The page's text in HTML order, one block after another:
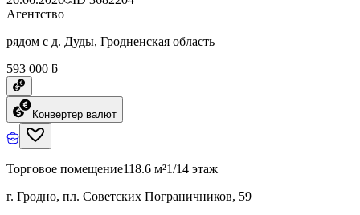
Агентство
рядом с д. Дуды, Гродненская область
593 000 ƃ
Конвертер валют
Торговое помещение118.6 м²1/14 этаж
г. Гродно, пл. Советских Пограничников, 59